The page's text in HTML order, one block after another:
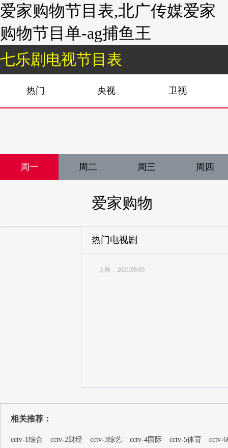
爱家购物节目表,北广传媒爱家
购物节目单-ag捕鱼王
七乐剧电视节目表
热门 央视 卫视
周一 周二 周三 周四
爱家购物
热门电视剧
上映：2021/08/09
相关推荐：
cctv-1综合 cctv-2财经 cctv-3综艺 cctv-4国际 cctv-5体育
cctv-